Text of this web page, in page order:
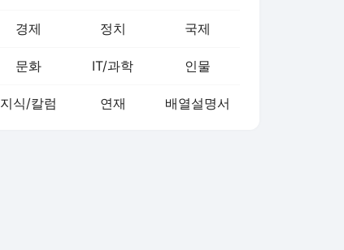
경제 정치 국제
문화 IT/과학 인물
지식/칼럼 연재 배열설명서